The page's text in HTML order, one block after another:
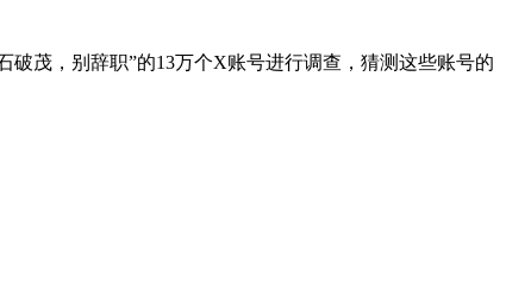
破茂，别辞职”的13万个X账号进行调查，猜测这些账号的